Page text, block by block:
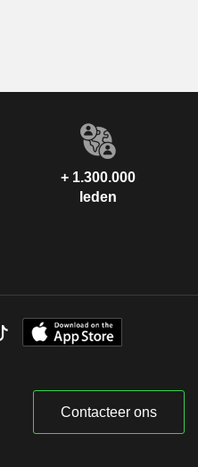
+ 1.300.000
leden
Contacteer ons